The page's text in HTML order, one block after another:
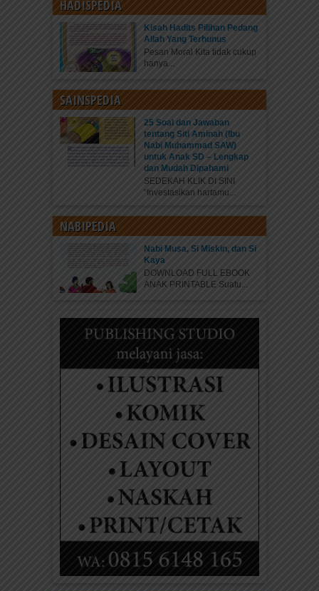
HADISPEDIA
Kisah Hadits Pilihan Pedang
Allah Yang Terhunus
Pesan Moral Kita tidak cukup
hanya...
SAINSPEDIA
25 Soal dan Jawaban
tentang Siti Aminah (Ibu
Nabi Muhammad SAW)
untuk Anak SD – Lengkap
dan Mudah Dipahami
SEDEKAH KLIK DI SINI
“Investasikan hartamu...
NABIPEDIA
Nabi Musa, Si Miskin, dan Si
Kaya
DOWNLOAD FULL EBOOK
ANAK PRINTABLE Suatu...